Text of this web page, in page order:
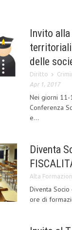
Invito
territoriali
delle
Diritto
Apr 1, 2017
Nei giorni 11-
Conferenza
e...
Diventa
Alta
Diventa Socio
ore di